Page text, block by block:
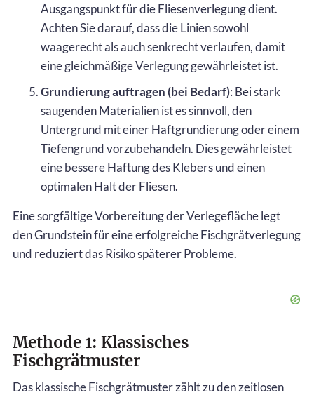
Ausgangspunkt für die Fliesenverlegung dient.
Achten Sie darauf, dass die Linien sowohl
waagerecht als auch senkrecht verlaufen, damit
eine gleichmäßige Verlegung gewährleistet ist.
Grundierung auftragen (bei Bedarf): Bei stark
saugenden Materialien ist es sinnvoll, den
Untergrund mit einer Haftgrundierung oder einem
Tiefengrund vorzubehandeln. Dies gewährleistet
eine bessere Haftung des Klebers und einen
optimalen Halt der Fliesen.
Eine sorgfältige Vorbereitung der Verlegefläche legt
den Grundstein für eine erfolgreiche Fischgrätverlegung
und reduziert das Risiko späterer Probleme.
Methode 1: Klassisches
Fischgrätmuster
Das klassische Fischgrätmuster zählt zu den zeitlosen